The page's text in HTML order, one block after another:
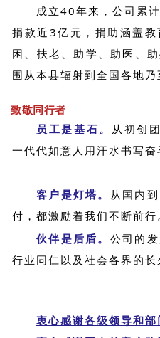
成立40年来，公司累
捐款近3亿元，捐助涵盖
困、扶老、助学、助医、
围从本县辐射到全国各地乃
致敬同行者
员工是基石。 从初创
一代代如意人用汗水书写奋
客户是灯塔。 从国内
付，都激励着我们不断前行
伙伴是后盾。 公司的
行业同仁以及社会各界的长
衷心感谢各级领导和部